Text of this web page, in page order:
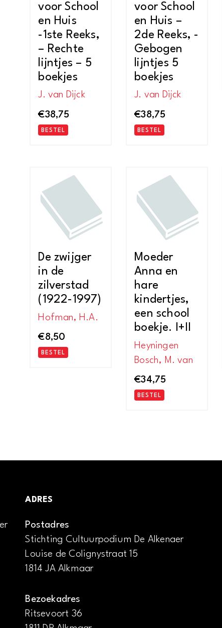
voor School
en Huis
-1ste Reeks,
– Rechte
lijntjes – 5
boekjes
J. van Dijck
€38,75
BESTEL
voor School
en Huis –
2de Reeks, -
Gebogen
lijntjes 5
boekjes
J. van Dijck
€38,75
BESTEL
De zwijger
in de
zilverstad
(1922-1997)
Hofman, H.A.
€8,50
BESTEL
Moeder
Anna en
hare
kindertjes,
een school
boekje. I+II
Heyningen
Bosch, M. van
€34,75
BESTEL
ADRES
Postadres
Stichting Cultuurpodium De Alkenaer
Louise de Colignystraat 15
1814 JA Alkmaar
Bezoekadres
Ritsevoort 36